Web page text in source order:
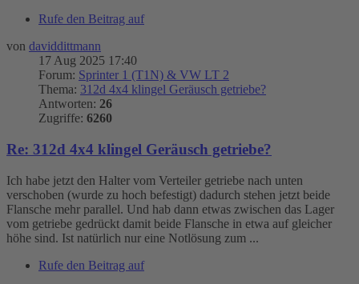
Rufe den Beitrag auf
von daviddittmann
17 Aug 2025 17:40
Forum: Sprinter 1 (T1N) & VW LT 2
Thema: 312d 4x4 klingel Geräusch getriebe?
Antworten: 26
Zugriffe: 6260
Re: 312d 4x4 klingel Geräusch getriebe?
Ich habe jetzt den Halter vom Verteiler getriebe nach unten
verschoben (wurde zu hoch befestigt) dadurch stehen jetzt beide
Flansche mehr parallel. Und hab dann etwas zwischen das Lager
vom getriebe gedrückt damit beide Flansche in etwa auf gleicher
höhe sind. Ist natürlich nur eine Notlösung zum ...
Rufe den Beitrag auf